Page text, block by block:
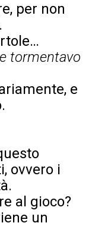
per non
tormentavo
e
ovvero i
al gioco?
un